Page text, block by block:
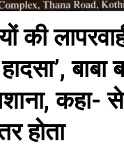
की
बाबा
कहा-
होता